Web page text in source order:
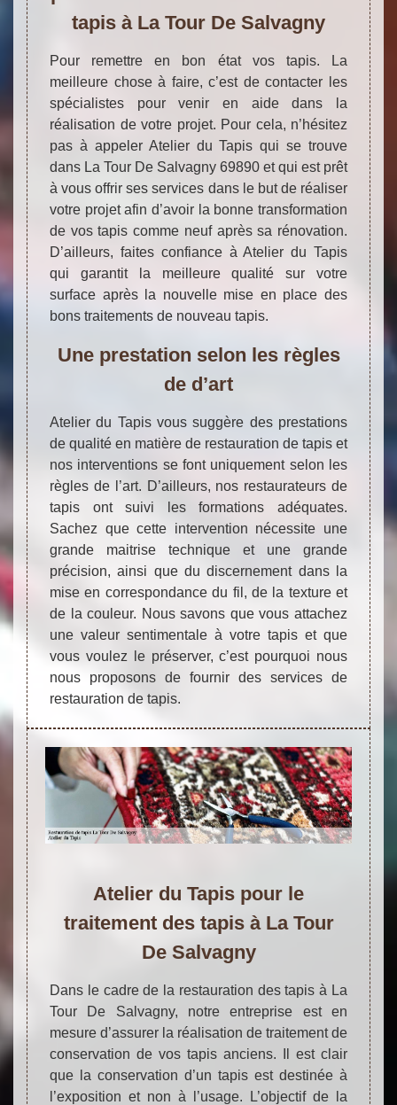
tapis à La Tour De Salvagny
Pour remettre en bon état vos tapis. La
meilleure chose à faire, c’est de contacter les
spécialistes pour venir en aide dans la
réalisation de votre projet. Pour cela, n’hésitez
pas à appeler Atelier du Tapis qui se trouve
dans La Tour De Salvagny 69890 et qui est prêt
à vous offrir ses services dans le but de réaliser
votre projet afin d’avoir la bonne transformation
de vos tapis comme neuf après sa rénovation.
D’ailleurs, faites confiance à Atelier du Tapis
qui garantit la meilleure qualité sur votre
surface après la nouvelle mise en place des
bons traitements de nouveau tapis.
Une prestation selon les règles
de d’art
Atelier du Tapis vous suggère des prestations
de qualité en matière de restauration de tapis et
nos interventions se font uniquement selon les
règles de l’art. D’ailleurs, nos restaurateurs de
tapis ont suivi les formations adéquates.
Sachez que cette intervention nécessite une
grande maitrise technique et une grande
précision, ainsi que du discernement dans la
mise en correspondance du fil, de la texture et
de la couleur. Nous savons que vous attachez
une valeur sentimentale à votre tapis et que
vous voulez le préserver, c’est pourquoi nous
nous proposons de fournir des services de
restauration de tapis.
Atelier du Tapis pour le
traitement des tapis à La Tour
De Salvagny
Dans le cadre de la restauration des tapis à La
Tour De Salvagny, notre entreprise est en
mesure d’assurer la réalisation de traitement de
conservation de vos tapis anciens. Il est clair
que la conservation d’un tapis est destinée à
l’exposition et non à l’usage. L’objectif de la